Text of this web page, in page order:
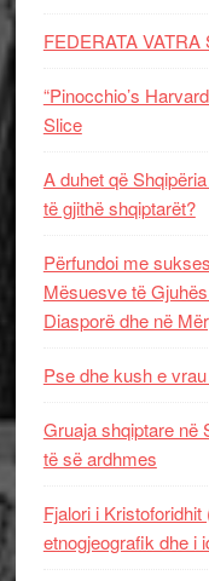
FEDERATA
“Pinocchio’s
Slice
A duhet që
të gjithë shqiptarët?
Përfundoi me
Mësuesve të
Diasporë dhe në
Pse dhe kush e
Gruaja shqiptare në
të së ardhmes
Fjalori i
etnogjeografik dhe i